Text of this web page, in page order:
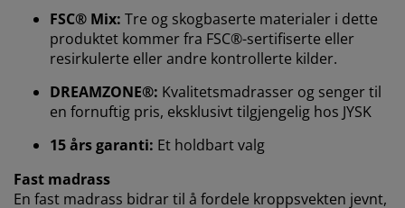
FSC® Mix: Tre og skogbaserte materialer i dette
produktet kommer fra FSC®-sertifiserte eller
resirkulerte eller andre kontrollerte kilder.
DREAMZONE®: Kvalitetsmadrasser og senger til
en fornuftig pris, eksklusivt tilgjengelig hos JYSK
15 års garanti: Et holdbart valg
Fast madrass
En fast madrass bidrar til å fordele kroppsvekten jevnt,
du besøker nettsiden vår. Informasjonskapsler samler
inn informasjon om deg for å sikre funksjonalitet,
statistikk og relevant markedsføring.
Når du godtar markedsførings-informasjonskapslene,
deler vi nettleserdataene dine med
for skreddersydd og statisk annonsering. Du kan lese
mer om formålene under "Tilpass" og når som helst
trekke tilbake samtykket ditt ved å klikke på cookie-